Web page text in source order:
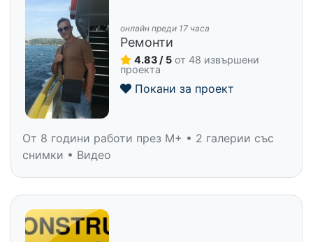
онлайн преди 17 часа
Ремонти
4.83 / 5 от 48 извършени
проекта
Покани за проект
От 8 години работи през M+ • 2 галерии със
снимки • Видео